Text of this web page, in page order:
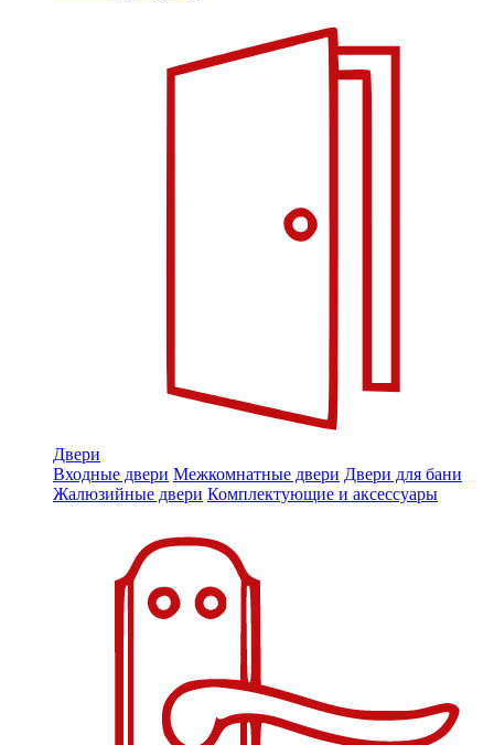
Двери
Входные двери Межкомнатные двери Двери для бани
Жалюзийные двери Комплектующие и аксессуары